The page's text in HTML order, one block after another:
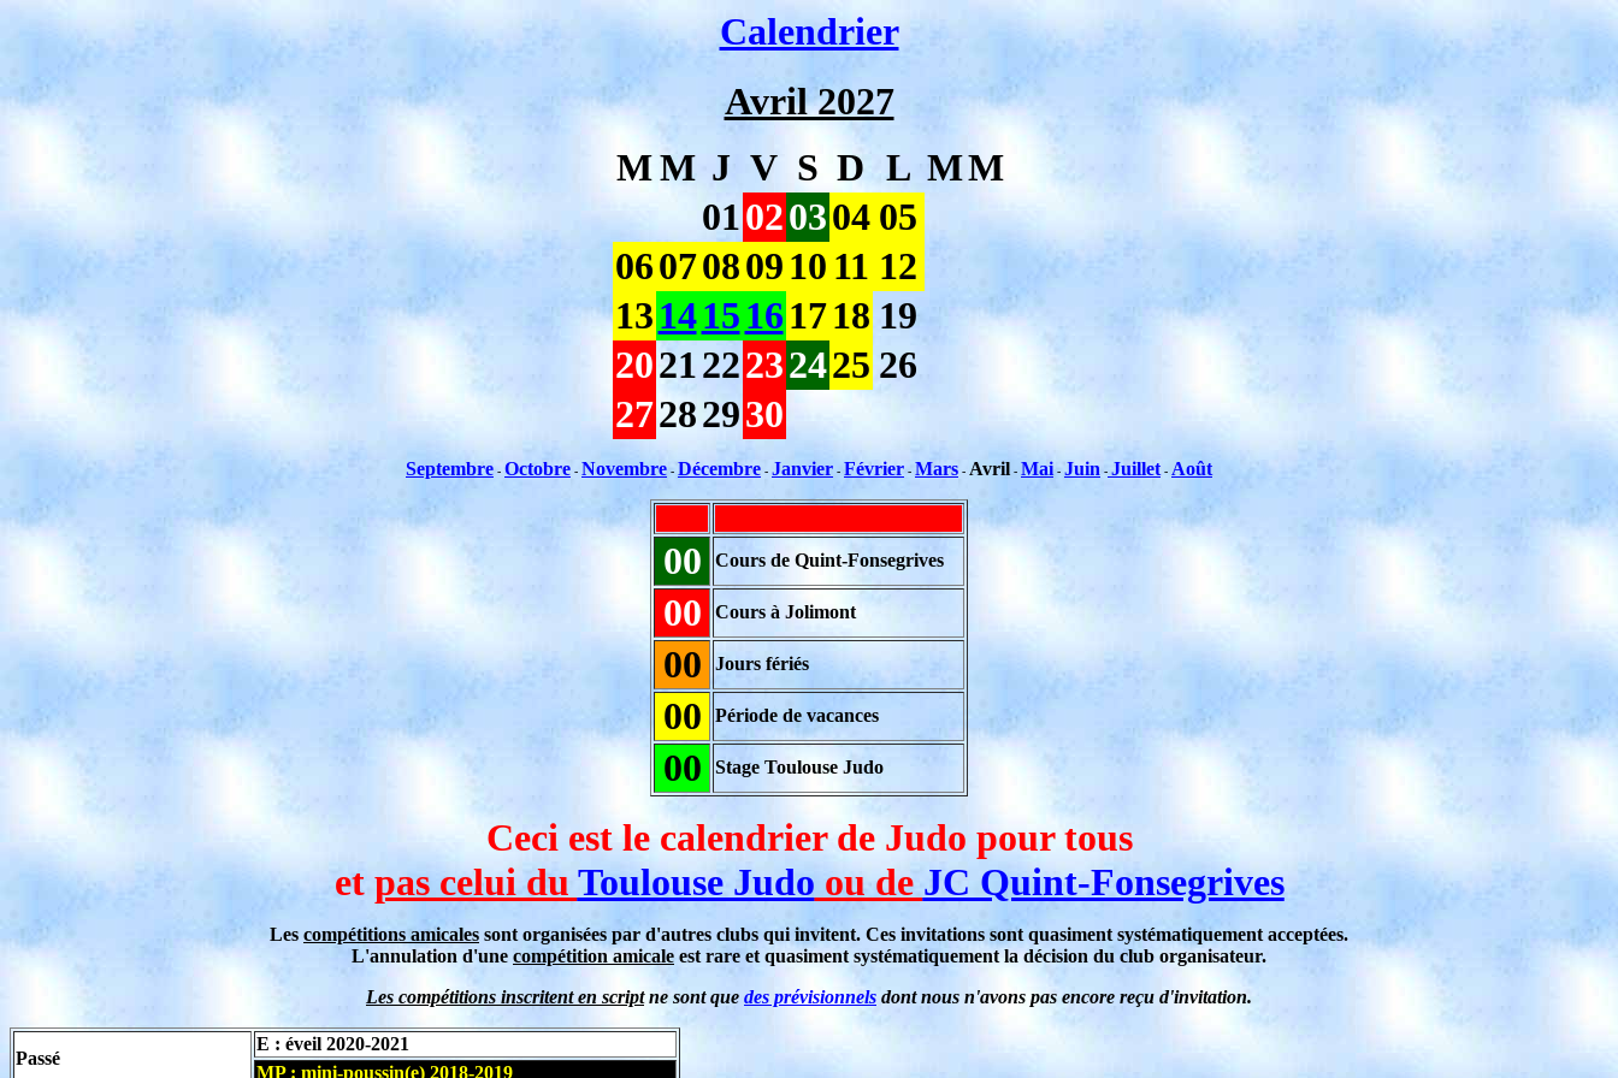
Calendrier
Avril 2027
MM J V S D L MM
01020304 05
0607080910 11 12
131415161718 19
202122232425 26
27282930
Septembre - Octobre - Novembre - Décembre - Janvier - Février - Mars - Avril - Mai- Juin - Juillet- Août
00 Cours de Quint-Fonsegrives
00 Cours à Jolimont
00 Jours fériés
00 Période de vacances
00 Stage Toulouse Judo
Ceci est le calendrier de Judo pour tous
et pas celui du Toulouse Judo ou deJC Quint-Fonsegrives
Les compétitions amicales sont organisées par d'autres clubs qui invitent. Ces invitations sont quasiment systématiquement acceptées.
L'annulation d'une compétition amicale est rare et quasiment systématiquement la décision du club organisateur.
Les compétitions inscritent en scriptne sont que des prévisionnels dont nous n'avons pas encore reçu d'invitation.
Passé
E : éveil 2020-2021
MP : mini-poussin(e) 2018-2019